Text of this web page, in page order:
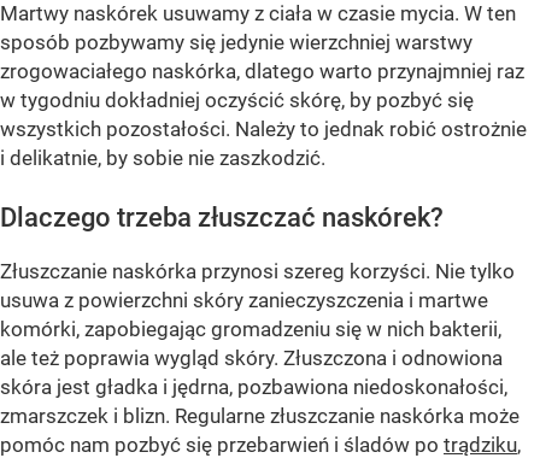
Martwy naskórek usuwamy z ciała w czasie mycia. W ten
sposób pozbywamy się jedynie wierzchniej warstwy
zrogowaciałego naskórka, dlatego warto przynajmniej raz
w tygodniu dokładniej oczyścić skórę, by pozbyć się
wszystkich pozostałości. Należy to jednak robić ostrożnie
i delikatnie, by sobie nie zaszkodzić.
Dlaczego trzeba złuszczać naskórek?
Złuszczanie naskórka przynosi szereg korzyści. Nie tylko
usuwa z powierzchni skóry zanieczyszczenia i martwe
komórki, zapobiegając gromadzeniu się w nich bakterii,
ale też poprawia wygląd skóry. Złuszczona i odnowiona
skóra jest gładka i jędrna, pozbawiona niedoskonałości,
zmarszczek i blizn. Regularne złuszczanie naskórka może
pomóc nam pozbyć się przebarwień i śladów po trądziku,